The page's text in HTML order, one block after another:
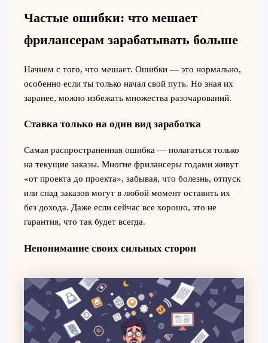
Частые ошибки: что мешает
фрилансерам зарабатывать больше
Начнем с того, что мешает. Ошибки — это нормально,
особенно если ты только начал свой путь. Но зная их
заранее, можно избежать множества разочарований.
Ставка только на один вид заработка
Самая распространенная ошибка — полагаться только
на текущие заказы. Многие фрилансеры годами живут
«от проекта до проекта», забывая, что болезнь, отпуск
или спад заказов могут в любой момент оставить их
без дохода. Даже если сейчас все хорошо, это не
гарантия, что так будет всегда.
Непонимание своих сильных сторон